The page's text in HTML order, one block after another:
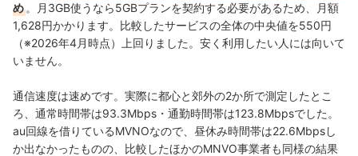
め 。月3GB使うなら5GBプランを契約する必要があるため、月額
1,628円かかります。比較したサービスの全体の中央値を550円
（※2026年4月時点）上回りました。安く利用したい人には向いて
いません。
通信速度は速めです。実際に都心と郊外の2か所で測定したとこ
ろ、通常時間帯は93.3Mbps・通勤時間帯は123.8Mbpsでした。
au回線を借りているMVNOなので、昼休み時間帯は22.6Mbpsし
か出なかったものの、比較したほかのMNVO事業者も同様の結果